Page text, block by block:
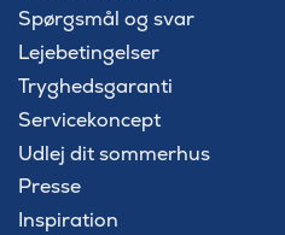
Spørgsmål og svar
Lejebetingelser
Tryghedsgaranti
Servicekoncept
Udlej dit sommerhus
Presse
Inspiration